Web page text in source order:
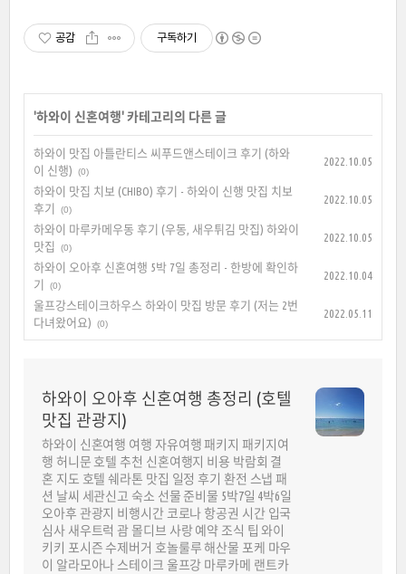
공감 구독하기
'하와이 신혼여행' 카테고리의 다른 글
하와이 맛집 아틀란티스 씨푸드앤스테이크 후기 (하와
이 신행)
(0)
2022.10.05
하와이 맛집 치보 (CHIBO) 후기 - 하와이 신행 맛집 치보
후기
(0)
2022.10.05
하와이 마루카메우동 후기 (우동, 새우튀김 맛집) 하와이
맛집
(0)
2022.10.05
하와이 오아후 신혼여행 5박 7일 총정리 - 한방에 확인하
기
(0)
2022.10.04
울프강스테이크하우스 하와이 맛집 방문 후기 (저는 2번
다녀왔어요)
(0)
2022.05.11
하와이 오아후 신혼여행 총정리 (호텔
맛집 관광지)
하와이 신혼여행 여행 자유여행 패키지 패키지여
행 허니문 호텔 추천 신혼여행지 비용 박람회 결
혼 지도 호텔 쉐라톤 맛집 일정 후기 환전 스냅 패
션 날씨 세관신고 숙소 선물 준비물 5박7일 4박6일
오아후 관광지 비행시간 코로나 항공권 시간 입국
심사 새우트럭 괌 몰디브 사랑 예약 조식 팁 와이
키키 포시즌 수제버거 호놀룰루 해산물 포케 마우
이 알라모아나 스테이크 울프강 마루카메 랜트카